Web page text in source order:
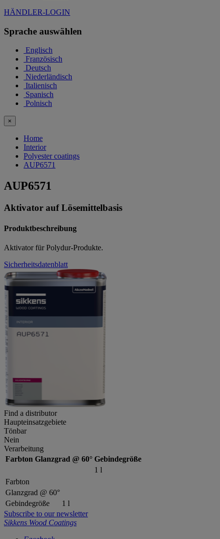
HÄNDLER-LOGIN
Sprache auswählen
Englisch
Französisch
Deutsch
Niederländisch
Italienisch
Spanisch
Polnisch
×
Home
Interior
Polyester coatings
AUP6571
AUP6571
Aktivator auf Lösemittelbasis
Produktbeschreibung
Aktivator für Polydur-Produkte.
Sicherheitsdatenblatt
Find a distributor
Haupteinsatzgebiete
Tönbar
Nein
Verarbeitung
Farbton Glanzgrad @ 60° Gebindegröße
1 l
Farbton
Glanzgrad @ 60°
Gebindegröße
1 l
Subscribe to our newsletter
Sikkens Wood Coatings